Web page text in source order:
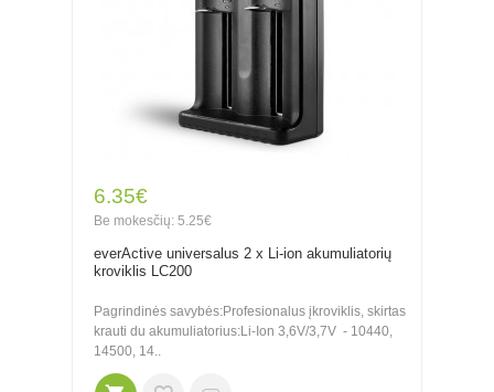
6.35€
Be mokesčių: 5.25€
everActive universalus 2 x Li-ion akumuliatorių
kroviklis LC200
Pagrindinės savybės:Profesionalus įkroviklis, skirtas
krauti du akumuliatorius:Li-Ion 3,6V/3,7V - 10440,
14500, 14..